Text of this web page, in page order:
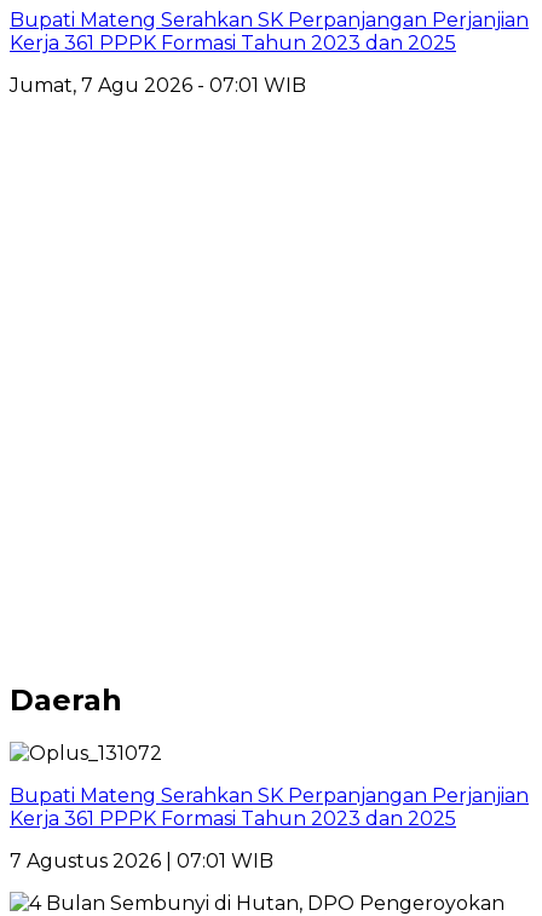
Bupati Mateng Serahkan SK Perpanjangan Perjanjian
Kerja 361 PPPK Formasi Tahun 2023 dan 2025
Jumat, 7 Agu 2026 - 07:01 WIB
Daerah
Bupati Mateng Serahkan SK Perpanjangan Perjanjian
Kerja 361 PPPK Formasi Tahun 2023 dan 2025
7 Agustus 2026 | 07:01 WIB